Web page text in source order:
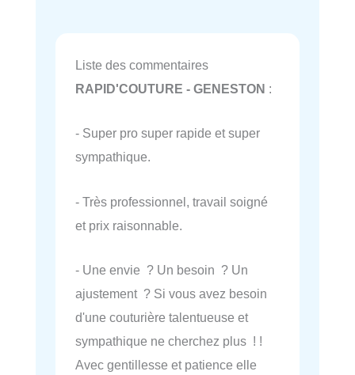
Liste des commentaires
RAPID'COUTURE - GENESTON :
- Super pro super rapide et super
sympathique.
- Très professionnel, travail soigné
et prix raisonnable.
- Une envie ? Un besoin ? Un
ajustement ? Si vous avez besoin
d'une couturière talentueuse et
sympathique ne cherchez plus ! !
Avec gentillesse et patience elle